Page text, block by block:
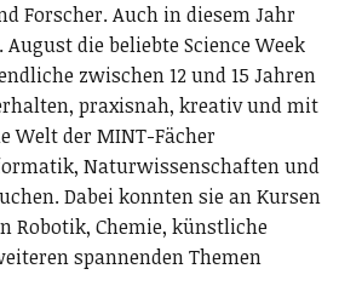
Forscher. Auch in diesem Jahr
August die beliebte Science Week
zwischen 12 und 15 Jahren
praxisnah, kreativ und mit
Welt der MINT-Fächer
Naturwissenschaften und
Dabei konnten sie an Kursen
Robotik, Chemie, künstliche
spannenden Themen